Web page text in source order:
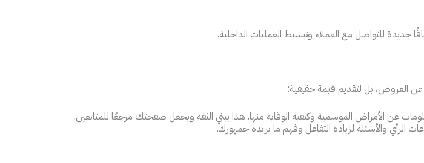
جديدة للتواصل مع العملاء وتبسيط العمليات الداخلية.
العروض، بل لتقديم قيمة حقيقية:
عن الأمراض الموسمية وكيفية الوقاية منها. هذا يبني الثقة ويجعل صفحتك مرجعًا للمتابعين.
الرأي والأسئلة لزيادة التفاعل وفهم ما يريده جمهورك.